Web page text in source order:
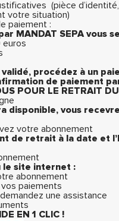
(pièce
votre situation)
paiement :
MANDAT SEPA vous
euros
procédez à un
de paiement
POUR LE RETRAIT
disponible, vous
votre abonnement
de retrait à la date et
le site internet :
abonnement
paiements
une assistance
EN 1 CLIC !